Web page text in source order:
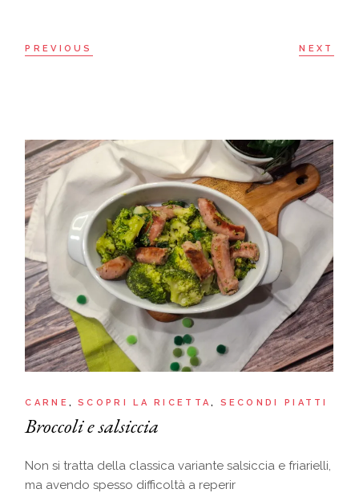
PREVIOUS NEXT
CARNE SCOPRI LA RICETTA SECONDI PIATTI
Broccoli e salsiccia
Non si tratta della classica variante salsiccia e friarielli,
ma avendo spesso difficoltà a reperir